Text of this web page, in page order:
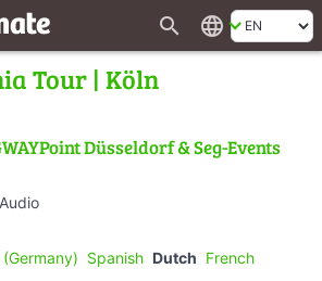
search language
Tour | Köln
Düsseldorf & Seg-Events
Spanish Dutch French